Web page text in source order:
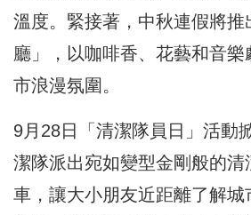
溫度。緊接著，中秋連假將推
廳」，以咖啡香、花藝和音
市浪漫氛圍。
9月28日「清潔隊員日」活動
潔隊派出宛如變型金剛般的清
車，讓大小朋友近距離了解城